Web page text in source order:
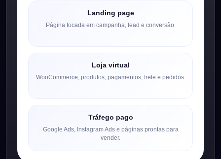
Landing page
Página focada em campanha, lead e conversão.
Loja virtual
WooCommerce, produtos, pagamentos, frete e pedidos.
Tráfego pago
Google Ads, Instagram Ads e páginas prontas para
vender.